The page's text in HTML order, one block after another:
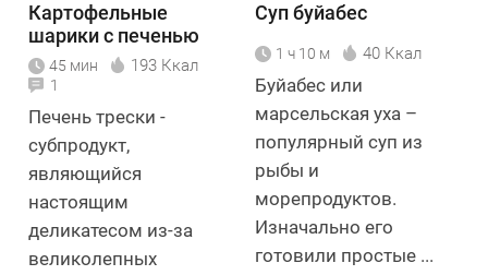
Картофельные
шарики с печенью
трески
45 мин 193 Ккал
1
Печень трески -
субпродукт,
являющийся
настоящим
деликатесом из-за
великолепных
Суп буйабес
1 ч 10 м 40 Ккал
Буйабес или
марсельская уха –
популярный суп из
рыбы и
морепродуктов.
Изначально его
готовили простые ...